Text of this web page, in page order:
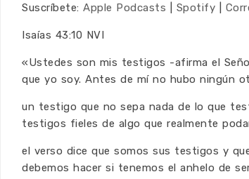
Suscríbete: Apple Podcasts Spotify
Isaías 43:10 NVI
«Ustedes son mis testigos -afirma el
que yo soy. Antes de mí no hubo ningún
un testigo que no sepa nada de lo que
testigos fieles de algo que realmente
el verso dice que somos sus testigos y
debemos hacer si tenemos el anhelo de